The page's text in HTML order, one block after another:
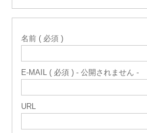
名前 ( 必須 )
E-MAIL ( 必須 ) - 公開されません -
URL